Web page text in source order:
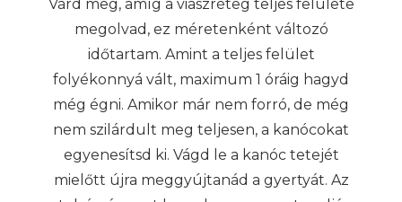
Várd meg, amíg a viaszréteg teljes felülete
megolvad, ez méretenként változó
időtartam. Amint a teljes felület
folyékonnyá vált, maximum 1 óráig hagyd
még égni. Amikor már nem forró, de még
nem szilárdult meg teljesen, a kanócokat
egyenesítsd ki. Vágd le a kanóc tetejét
mielőtt újra meggyújtanád a gyertyát. Az